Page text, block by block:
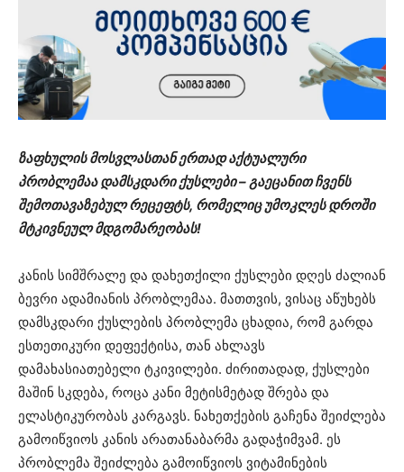
ზაფხულის მოსვლასთან ერთად აქტუალური
პრობლემაა დამსკდარი ქუსლები – გაეცანით ჩვენს
შემოთავაზებულ რეცეფტს, რომელიც უმოკლეს დროში
მტკივნეულ მდგომარეობას!
კანის სიმშრალე და დახეთქილი ქუსლები დღეს ძალიან
ბევრი ადამიანის პრობლემაა. მათთვის, ვისაც აწუხებს
დამსკდარი ქუსლების პრობლემა ცხადია, რომ გარდა
ესთეთიკური დეფექტისა, თან ახლავს
დამახასიათებელი ტკივილები. ძირითადად, ქუსლები
მაშინ სკდება, როცა კანი მეტისმეტად შრება და
ელასტიკურობას კარგავს. ნახეთქების გაჩენა შეიძლება
გამოიწვიოს კანის არათანაბარმა გადაჭიმვამ. ეს
პრობლემა შეიძლება გამოიწვიოს ვიტამინების